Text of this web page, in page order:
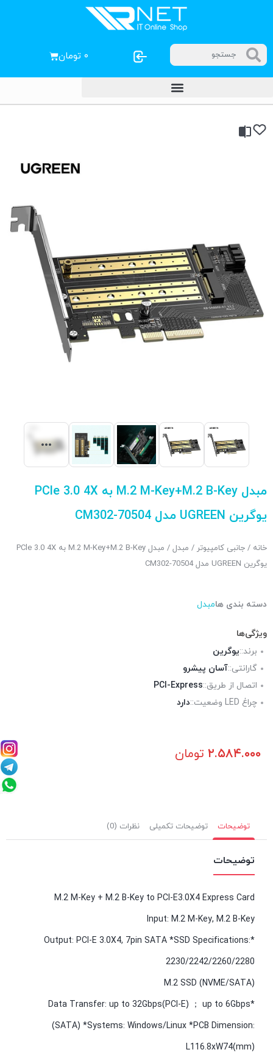
۰ تومان
مبدل M.2 M-Key+M.2 B-Key به PCle 3.0 4X
یوگرین UGREEN مدل CM302-70504
خانه / جانبی کامپیوتر / مبدل
/ مبدل M.2 M-Key+M.2 B-Key به PCle 3.0 4X
یوگرین UGREEN مدل CM302-70504
دسته بندی هامبدل
ویژگی‌ها
برند::یوگرین
گارانتی::آسان پیشرو
اتصال از طریق::PCI-Express
چراغ LED وضعیت::
دارد
۲.۵۸۴.۰۰۰ تومان
توضیحات توضیحات تکمیلی نظرات (0)
توضیحات
M.2 M-Key + M.2 B-Key to PCI-E3.0X4 Express Card
Input: M.2 M-Key, M.2 B-Key
*Output: PCI-E 3.0X4, 7pin SATA *SSD Specifications:
2230/2242/2260/2280
M.2 SSD (NVME/SATA)
*Data Transfer: up to 32Gbps(PCI-E) ； up to 6Gbps
(SATA) *Systems: Windows/Linux *PCB Dimension:
L116.8xW74(mm)